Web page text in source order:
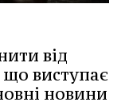
від
що виступає
новини